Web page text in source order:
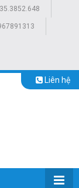
Liên hệ